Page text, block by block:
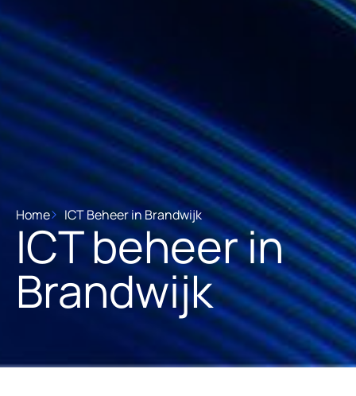
Home ICT Beheer in Brandwijk
ICT beheer in
Brandwijk